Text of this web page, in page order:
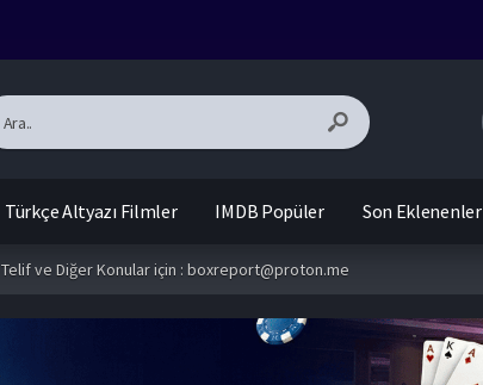
Türkçe Altyazı Filmler IMDB Popüler Son Eklenenler
Telif ve Diğer Konular için : boxreport@proton.me